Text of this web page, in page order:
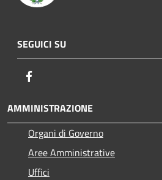
SEGUICI SU
AMMINISTRAZIONE
Organi di Governo
Aree Amministrative
Uffici